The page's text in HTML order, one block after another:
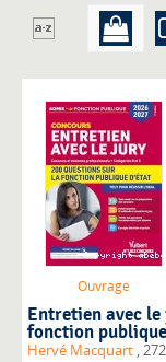
Ouvrage
Entretien avec
fonction
Hervé Macquart ,